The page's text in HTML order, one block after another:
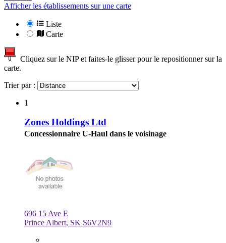
Afficher les établissements sur une carte
Liste
Carte
Cliquez sur le NIP et faites-le glisser pour le repositionner sur la
carte.
Trier par :
1
Zones Holdings Ltd
Concessionnaire U-Haul dans le voisinage
696 15 Ave E
Prince Albert, SK S6V2N9